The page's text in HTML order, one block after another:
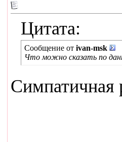
Цитата:
Сообщение от ivan-msk
Что можно сказать по
Симпатичная